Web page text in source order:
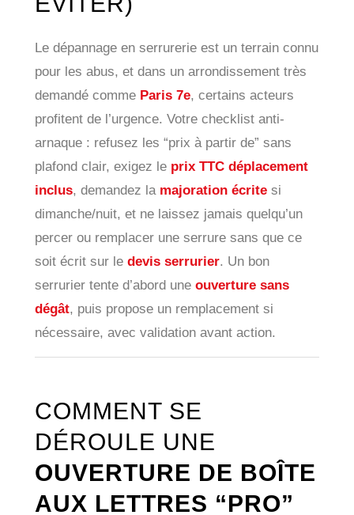
Le dépannage en serrurerie est un terrain connu
pour les abus, et dans un arrondissement très
demandé comme Paris 7e, certains acteurs
profitent de l’urgence. Votre checklist anti-
arnaque : refusez les “prix à partir de” sans
plafond clair, exigez le prix TTC déplacement
inclus, demandez la majoration écritesi
dimanche/nuit, et ne laissez jamais quelqu’un
percer ou remplacer une serrure sans que ce
soit écrit sur le devis serrurier. Un bon
serrurier tente d’abord une ouverture sans
dégât, puis propose un remplacement si
nécessaire, avec validation avant action.
COMMENT SE
DÉROULE UNE
OUVERTURE DE BOÎTE
AUX LETTRES “PRO”